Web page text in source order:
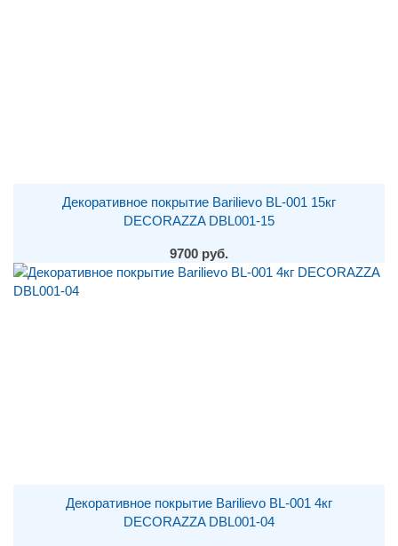
Декоративное покрытие Barilievo BL-001 15кг
DECORAZZA DBL001-15
9700 руб.
Декоративное покрытие Barilievo BL-001 4кг
DECORAZZA DBL001-04